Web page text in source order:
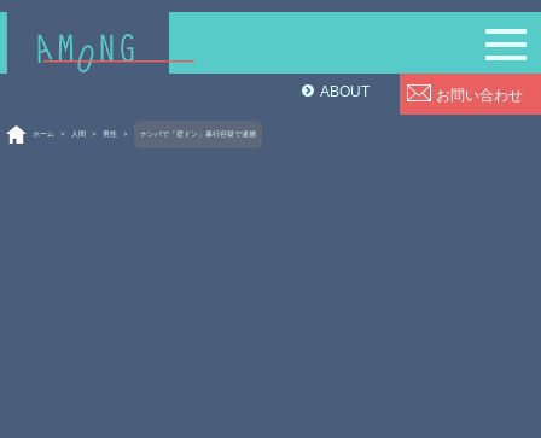
お問い合わせ
ABOUT
ホーム > 人間 > 男性 > ナンパで「壁ドン」暴行容疑で逮捕